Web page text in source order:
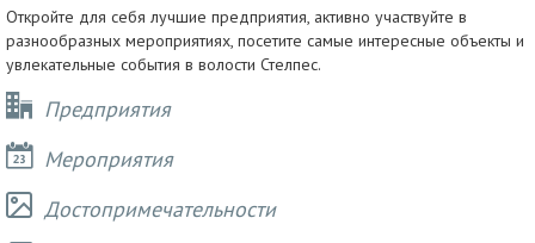
Откройте для себя лучшие предприятия, активно участвуйте в
разнообразных мероприятиях, посетите самые интересные объекты и
увлекательные события в волости Стелпес.
Предприятия
Мероприятия
Достопримечательности